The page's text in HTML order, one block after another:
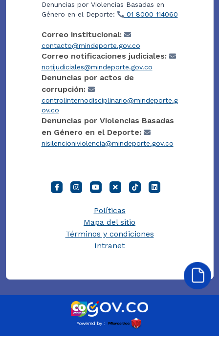
Denuncias por Violencias Basadas en
Género en el Deporte:
01 8000 114060
Correo institucional:
contacto@mindeporte.gov.co
Correo notificaciones judiciales:
notijudiciales@mindeporte.gov.co
Denuncias por actos de
corrupción:
controlinternodisciplinario@mindeporte.g
ov.co
Denuncias por Violencias Basadas
en Género en el Deporte:
nisilencioniviolencia@mindeporte.gov.co
Políticas
Mapa del sitio
Términos y condiciones
Intranet
Powered by :